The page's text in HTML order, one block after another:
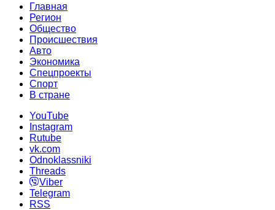
Главная
Регион
Общество
Происшествия
Авто
Экономика
Спецпроекты
Cпорт
В стране
YouTube
Instagram
Rutube
vk.com
Odnoklassniki
Threads
Viber
Telegram
RSS